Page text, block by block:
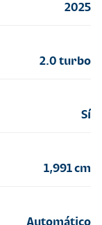
2025
2.0 turbo
Sí
1,991 cm
Automático